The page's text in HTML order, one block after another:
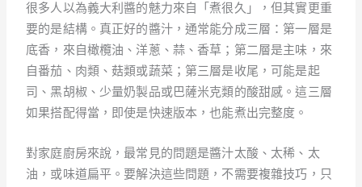
很多人以為義大利醬的魅力來自「煮很久」，但其實更重
要的是結構。真正好的醬汁，通常能分成三層：第一層是
底香，來自橄欖油、洋蔥、蒜、香草；第二層是主味，來
自番茄、肉類、菇類或蔬菜；第三層是收尾，可能是起
司、黑胡椒、少量奶製品或巴薩米克類的酸甜感。這三層
如果搭配得當，即使是快速版本，也能煮出完整度。
對家庭廚房來說，最常見的問題是醬汁太酸、太稀、太
油，或味道扁平。要解決這些問題，不需要複雜技巧，只